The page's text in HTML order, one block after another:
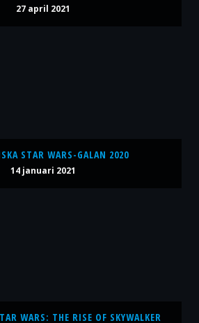
27 april 2021
STAR WARS-GALAN 2020
14 januari 2021
WARS: THE RISE OF SKYWALKER